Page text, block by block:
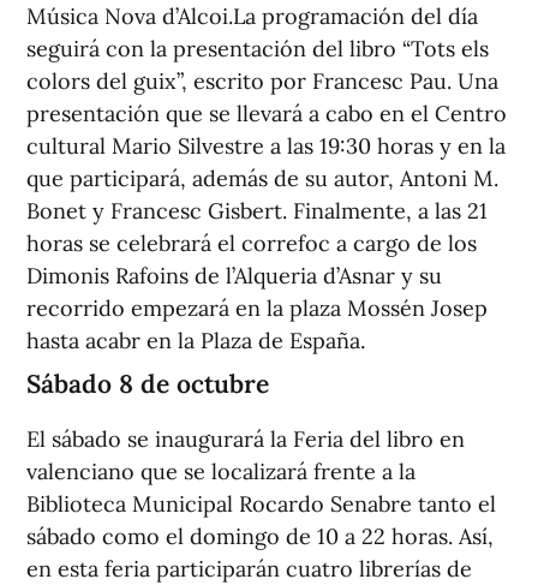
Música Nova d’Alcoi.La programación del día
seguirá con la presentación del libro “Tots els
colors del guix”, escrito por Francesc Pau. Una
presentación que se llevará a cabo en el Centro
cultural Mario Silvestre a las 19:30 horas y en la
que participará, además de su autor, Antoni M.
Bonet y Francesc Gisbert. Finalmente, a las 21
horas se celebrará el correfoc a cargo de los
Dimonis Rafoins de l’Alqueria d’Asnar y su
recorrido empezará en la plaza Mossén Josep
hasta acabr en la Plaza de España.
Sábado 8 de octubre
El sábado se inaugurará la Feria del libro en
valenciano que se localizará frente a la
Biblioteca Municipal Rocardo Senabre tanto el
sábado como el domingo de 10 a 22 horas. Así,
en esta feria participarán cuatro librerías de